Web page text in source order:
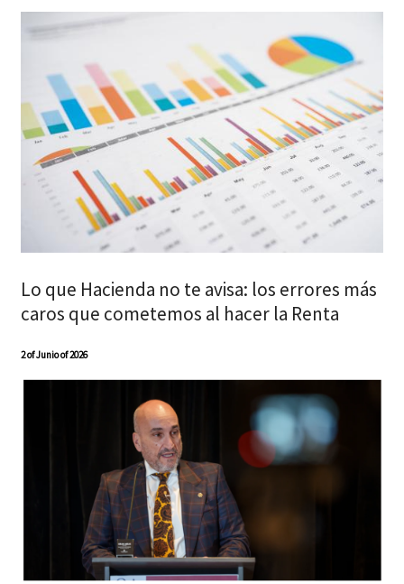
Lo que Hacienda no te avisa: los errores más
caros que cometemos al hacer la Renta
2 of Junio of 2026